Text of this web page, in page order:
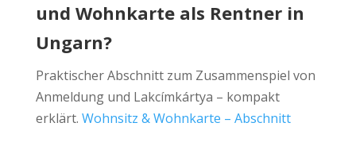
und Wohnkarte als Rentner in
Ungarn?
Praktischer Abschnitt zum Zusammenspiel von
Anmeldung und Lakcímkártya – kompakt
erklärt. Wohnsitz & Wohnkarte – Abschnitt